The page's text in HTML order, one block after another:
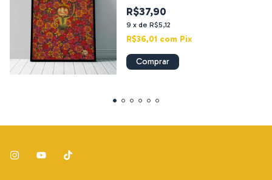
R$37,90
9 x de R$5,12
R$36,01 com Pix
Comprar